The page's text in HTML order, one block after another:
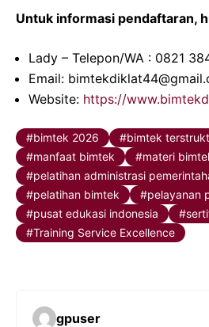
Untuk informasi pendaftaran,
Lady – Telepon/WA : 0821
Email:
Website: https://
bimtek 2026
bimtek
manfaat bimtek
materi
pelatihan administrasi
pelatihan bimtek
pelayanan
pusat edukasi indonesia
Training Service Excellence
gpuser